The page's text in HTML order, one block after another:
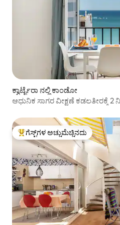
ಕ್ವಾರ್ಟೈರಾ ನಲ್ಲಿ ಕಾಂಡೋ
ಆಧುನಿಕ ಸಾಗರ ವೀಕ್ಷಣೆ ಕಡಲತೀರಕ್ಕೆ
ಗೆಸ್ಟ್‌ಗಳಿಗೆ ಅತಿ ಹೆಚ್ಚು ಅಚ್ಚುಮೆಚ್ಚಿನದು
ಗೆಸ್ಟ್‌ಗಳ ಅಚ್ಚುಮೆಚ್ಚಿನದು